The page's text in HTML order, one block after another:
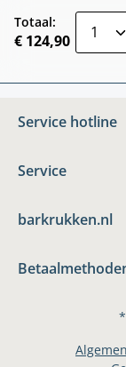
Totaal:
€ 124,90
Service hotline
Service
barkrukken.nl